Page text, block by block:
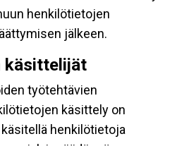
henkilötietojen
jälkeen.
käsittelijät
työtehtävien
käsittely on
henkilötietoja